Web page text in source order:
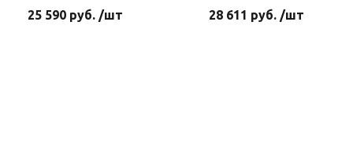
25 590 руб. /шт 28 611 руб. /шт